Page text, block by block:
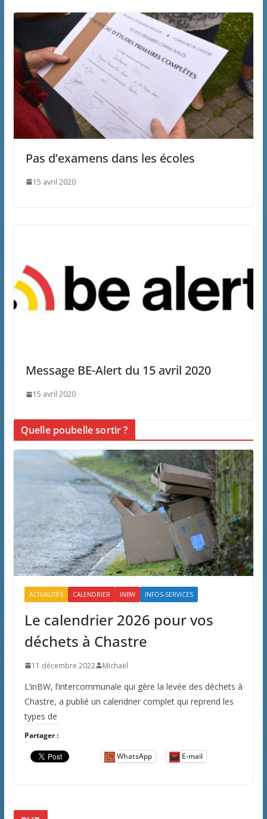
Pas d’examens dans les écoles
15 avril 2020
Message BE-Alert du 15 avril 2020
15 avril 2020
Quelle poubelle sortir ?
ACTUALITÉS CALENDRIER INBW INFOS-SERVICES
Le calendrier 2026 pour vos
déchets à Chastre
11 décembre 2022 Michaël
L’inBW, l’intercommunale qui gère la levée des déchets à
Chastre, a publié un calendrier complet qui reprend les
types de
Partager :
WhatsApp E-mail